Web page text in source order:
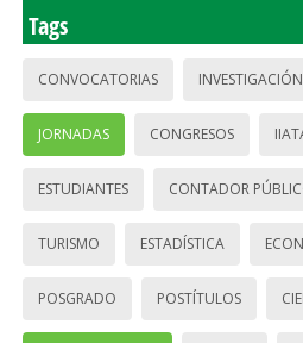
Tags
CONVOCATORIAS INVESTIGACIÓN
JORNADAS CONGRESOS
ESTUDIANTES CONTADOR
TURISMO ESTADÍSTICA
POSGRADO POSTÍTULOS